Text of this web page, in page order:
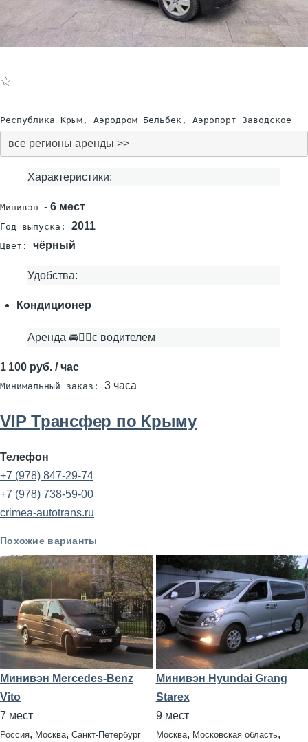
☆
Республика Крым, Аэродром Бельбек, Аэропорт Заводское
все регионы аренды >>
Характеристики:
Минивэн - 6 мест
Год выпуска: 2011
Цвет: чёрный
Удобства:
Кондиционер
Аренда 🚘👨‍✈с водителем
1 100 руб. / час
Минимальный заказ: 3 часа
VIP Трансфер по Крыму
Телефон
+7 (978) 847-29-74
+7 (978) 738-59-00
crimea-autotrans.ru
Похожие варианты
Минивэн Mercedes-Benz
Vito
7 мест
Россия, Москва, Санкт-Петербург
Минивэн Hyundai Grang
Starex
9 мест
Москва, Московская область,